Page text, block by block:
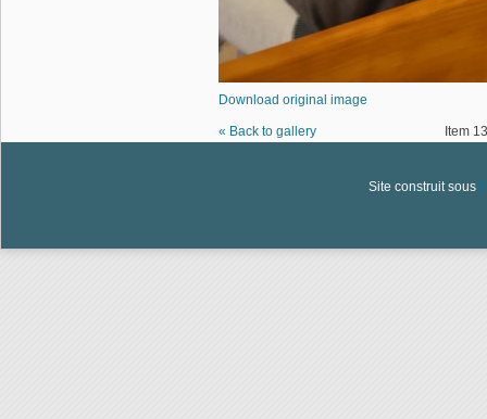
Download original image
« Back to gallery Item
Site construit sous